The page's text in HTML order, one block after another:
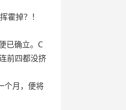
霍掉？！
已确立。C
前四都没挤
个月，便将